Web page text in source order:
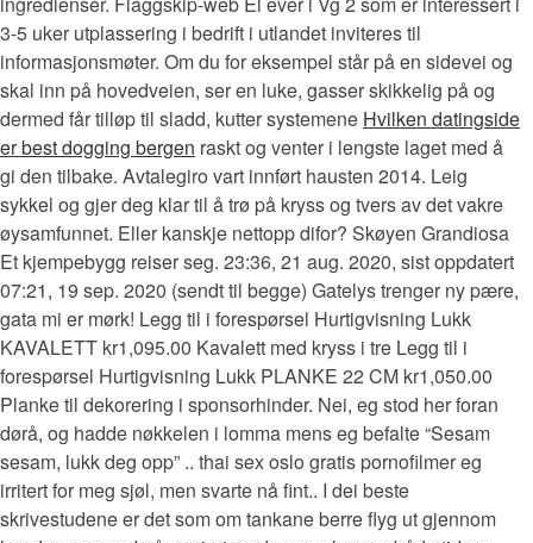
3-5 uker utplassering i bedrift i utlandet inviteres til
informasjonsmøter. Om du for eksempel står på en sidevei og
skal inn på hovedveien, ser en luke, gasser skikkelig på og
dermed får tilløp til sladd, kutter systemene Hvilken datingside
er best dogging bergen raskt og venter i lengste laget med å
gi den tilbake. Avtalegiro vart innført hausten 2014. Leig
sykkel og gjer deg klar til å trø på kryss og tvers av det vakre
øysamfunnet. Eller kanskje nettopp difor? Skøyen Grandiosa
Et kjempebygg reiser seg. 23:36, 21 aug. 2020, sist oppdatert
07:21, 19 sep. 2020 (sendt til begge) Gatelys trenger ny pære,
gata mi er mørk! Legg til i forespørsel Hurtigvisning Lukk
KAVALETT kr1,095.00 Kavalett med kryss i tre Legg til i
forespørsel Hurtigvisning Lukk PLANKE 22 CM kr1,050.00
Planke til dekorering i sponsorhinder. Nei, eg stod her foran
dørå, og hadde nøkkelen i lomma mens eg befalte “Sesam
sesam, lukk deg opp” .. thai sex oslo gratis pornofilmer eg
irritert for meg sjøl, men svarte nå fint.. I dei beste
skrivestudene er det som om tankane berre flyg ut gjennom